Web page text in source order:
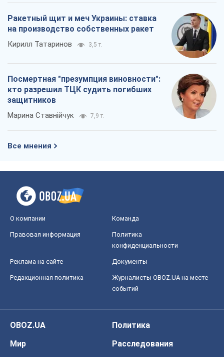
Ракетный щит и меч Украины: ставка
на производство собственных ракет
Кирилл Татаринов 3,5 т.
Посмертная "презумпция виновности":
кто разрешил ТЦК судить погибших
защитников
Марина Ставнійчук 7,9 т.
Все мнения
О компании Команда
Правовая информация
Политика
конфиденциальности
Реклама на сайте Документы
Редакционная политика
Журналисты OBOZ.UA на месте
событий
OBOZ.UA
Политика
Мир
Расследования